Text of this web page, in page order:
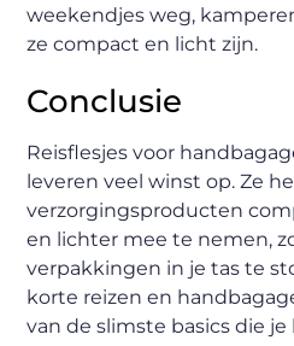
weekendjes weg,
ze compact en licht zijn.
Conclusie
Reisflesjes voor
leveren veel winst op. Ze
verzorgingsproducten
en lichter mee te nemen,
verpakkingen in je tas te
korte reizen en
van de slimste basics die